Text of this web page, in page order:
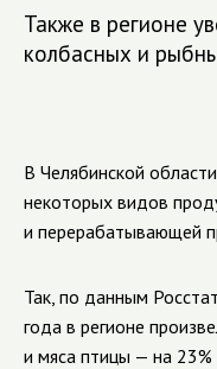
Также в регионе
колбасных и
В Челябинской
некоторых видов
и перерабатывающей
Так, по данным
года в регионе
и мяса птицы — на